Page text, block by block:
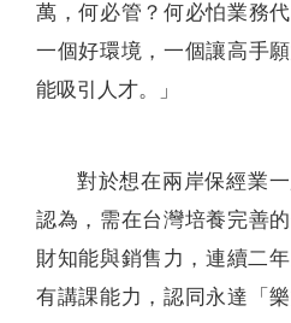
萬，何必管？何必怕業務
一個好環境，一個讓高手
能吸引人才。」
對於想在兩岸保經業
認為，需在台灣培養完善
財知能與銷售力，連續二
有講課能力，認同永達「